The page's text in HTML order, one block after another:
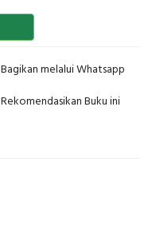
Bagikan melalui Whatsapp
Rekomendasikan Buku ini